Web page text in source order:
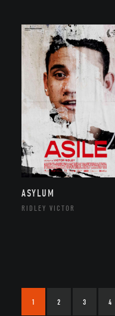
ASYLUM
RIDLEY VICTOR
1 2 3 4